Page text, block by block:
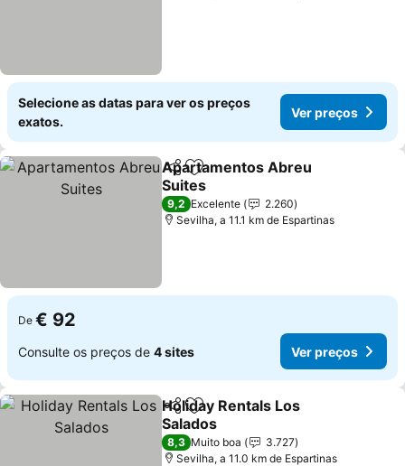
Selecione as datas para ver os preços
exatos.
Ver preços
PartilharAdicionar aos favoritos
Apartamentos Abreu
Suites
Ver preços
9,2 Excelente
2.260
Sevilha, a 11.1 km de Espartinas
De € 92
Consulte os preços de 4 sites Ver preços
PartilharAdicionar aos favoritos
Holiday Rentals Los
Salados
Ver preços
8,3 Muito boa
3.727
Sevilha, a 11.0 km de Espartinas